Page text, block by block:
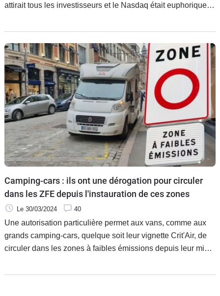
attirait tous les investisseurs et le Nasdaq était euphorique
valorisations se dégonflent et les investisseurs s’en vont
jouer ailleurs. Sauf que deux décennies plus tard, qui a
gagné au bonneteau boursier ? La tech et le web. La voiture
électrique emprunte peut-être le même chemin, et gagnera à
la fin.
Camping-cars : ils ont une dérogation pour circuler
dans les ZFE depuis l'instauration de ces zones
Le 30/03/2024 40
Une autorisation particulière permet aux vans, comme aux
grands camping-cars, quelque soit leur vignette Crit'Air, de
circuler dans les zones à faibles émissions depuis leur mise